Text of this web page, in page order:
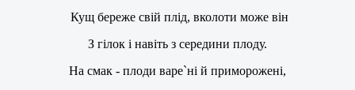
Кущ береже свій плід, вколоти може він
З гілок і навіть з середини плоду.
На смак - плоди варе`ні й приморожені,